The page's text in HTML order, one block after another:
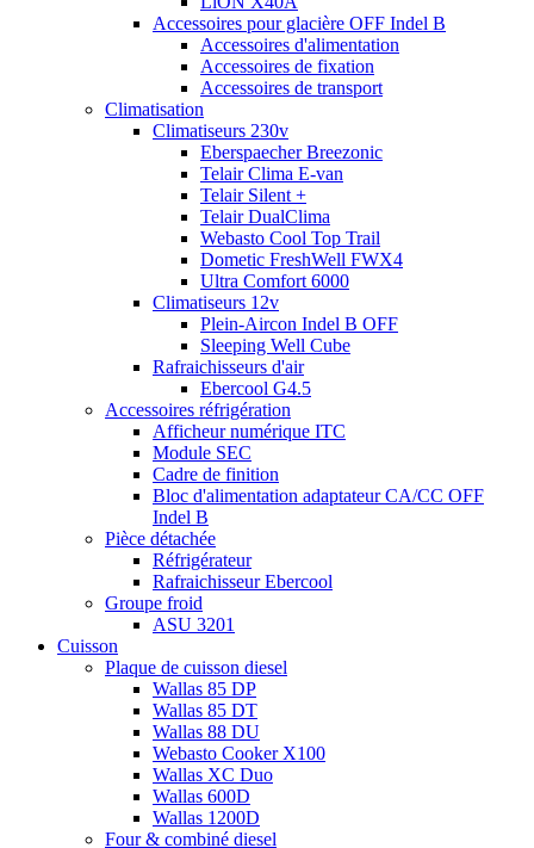
Accessoires pour glacière OFF Indel B
Accessoires d'alimentation
Accessoires de fixation
Accessoires de transport
Climatisation
Climatiseurs 230v
Eberspaecher Breezonic
Telair Clima E-van
Telair Silent +
Telair DualClima
Webasto Cool Top Trail
Dometic FreshWell FWX4
Ultra Comfort 6000
Climatiseurs 12v
Plein-Aircon Indel B OFF
Sleeping Well Cube
Rafraichisseurs d'air
Ebercool G4.5
Accessoires réfrigération
Afficheur numérique ITC
Module SEC
Cadre de finition
Bloc d'alimentation adaptateur CA/CC OFF
Indel B
Pièce détachée
Réfrigérateur
Rafraichisseur Ebercool
Groupe froid
ASU 3201
Cuisson
Plaque de cuisson diesel
Wallas 85 DP
Wallas 85 DT
Wallas 88 DU
Webasto Cooker X100
Wallas XC Duo
Wallas 600D
Wallas 1200D
Four & combiné diesel